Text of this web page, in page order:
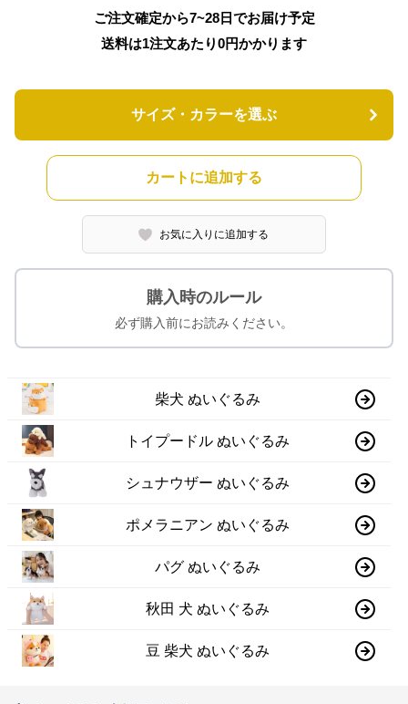
ご注文確定から7~28日でお届け予定
送料は1注文あたり0円かかります
サイズ・カラーを選ぶ
カートに追加する
お気に入りに追加する
購入時のルール
必ず購入前にお読みください。
柴犬 ぬいぐるみ
トイプードル ぬいぐるみ
シュナウザー ぬいぐるみ
ポメラニアン ぬいぐるみ
パグ ぬいぐるみ
秋田 犬 ぬいぐるみ
豆 柴犬 ぬいぐるみ